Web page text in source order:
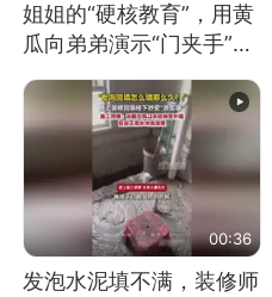
姐姐的“硬核教育”，用黄
瓜向弟弟演示“门夹手”，
网友：果然言传不如身
教！
00:36
发泡水泥填不满，装修师